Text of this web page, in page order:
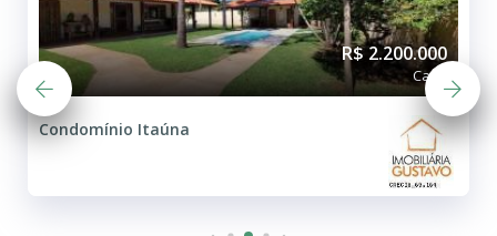
R$ 2.200.000
Casa
Condomínio Itaúna